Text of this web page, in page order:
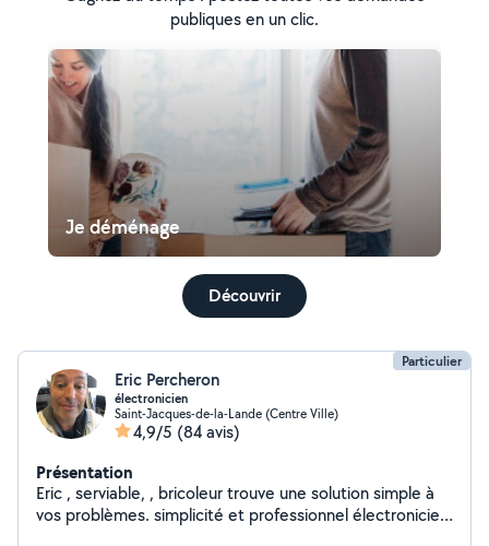
publiques en un clic.
Je déménage
Découvrir
Particulier
Eric Percheron
électronicien
Saint-Jacques-de-la-Lande (Centre Ville)
4,9/5 (84 avis)
Présentation
Eric , serviable, , bricoleur trouve une solution simple à
vos problèmes. simplicité et professionnel électronicien